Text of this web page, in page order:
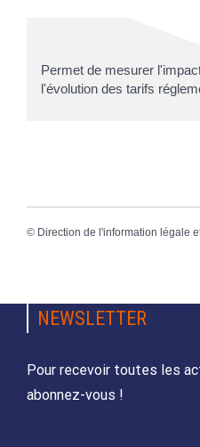
Permet de mesurer
l'évolution des tarifs
© Direction de l'information légale
NEWSLETTER
Pour recevoir toutes les
abonnez-vous !